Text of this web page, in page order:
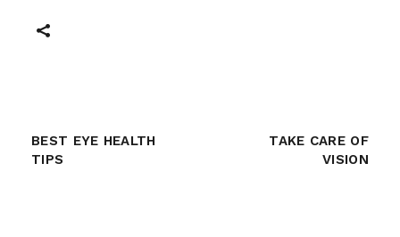
BEST EYE HEALTH
TIPS
TAKE CARE OF
VISION